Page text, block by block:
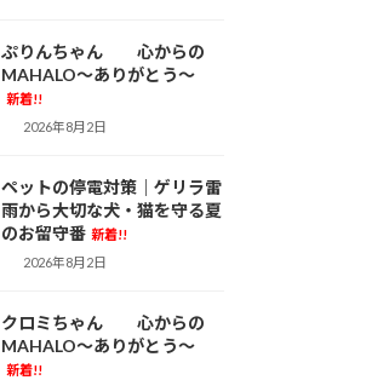
ぷりんちゃん 心からの
MAHALO～ありがとう～
新着!!
2026年8月2日
ペットの停電対策｜ゲリラ雷
雨から大切な犬・猫を守る夏
のお留守番 新着!!
2026年8月2日
クロミちゃん 心からの
MAHALO～ありがとう～
新着!!